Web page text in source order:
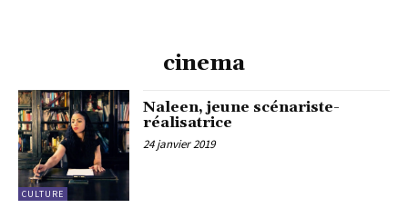
cinema
CULTURE
Naleen, jeune scénariste-
réalisatrice
24 janvier 2019